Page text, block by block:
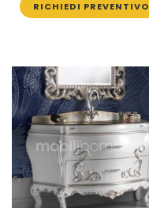
RICHIEDI PREVENTIVO